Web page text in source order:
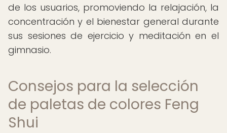
de los usuarios, promoviendo la relajación, la
concentración y el bienestar general durante
sus sesiones de ejercicio y meditación en el
gimnasio.
Consejos para la selección
de paletas de colores Feng
Shui